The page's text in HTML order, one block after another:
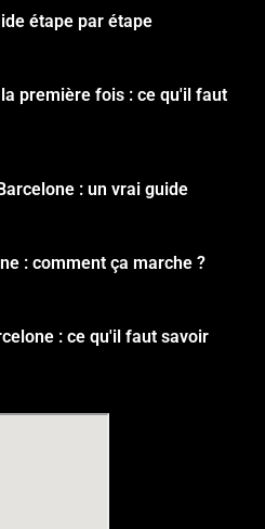
étape par étape
première fois : ce qu'il faut
: un vrai guide
: comment ça marche ?
: ce qu'il faut savoir